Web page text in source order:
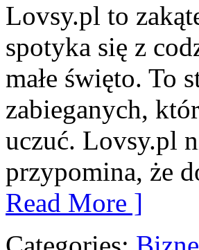
Lovsy.pl to
spotyka się z
małe święto. To
zabieganych,
uczuć. Lovsy.pl
przypomina, że
Read More ]